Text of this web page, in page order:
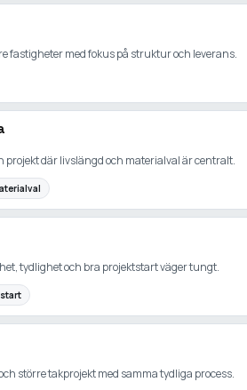
fastigheter med fokus på struktur och leverans.
projekt där livslängd och materialval är centralt.
tydlighet och bra projektstart väger tungt.
större takprojekt med samma tydliga process.